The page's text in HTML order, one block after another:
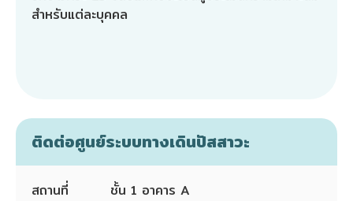
สำหรับแต่ละบุคคล
ติดต่อศูนย์ระบบทางเดินปัสสาวะ
สถานที่
ชั้น 1 อาคาร A